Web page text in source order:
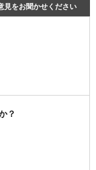
見をお聞かせください
？